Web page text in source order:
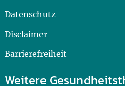
Datenschutz
Disclaimer
Barrierefreiheit
Weitere